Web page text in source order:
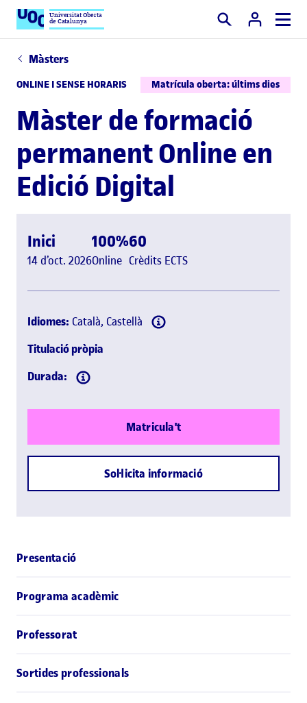
Universitat Oberta
de Catalunya Cercar
Màsters
ONLINE I SENSE HORARIS Matrícula oberta: últims dies
Màster de formació
permanent Online en
Edició Digital
Inici
14 d’oct. 2026
100%
Online
60
Crèdits ECTS
Idiomes: Català, Castellà
Titulació pròpia
Durada:
Matricula't
Sol·licita informació
Presentació
Programa acadèmic
Professorat
Sortides professionals